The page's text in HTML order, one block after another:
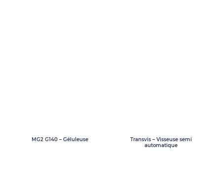
MG2 G140 – Géluleuse
Transvis – Visseuse semi
automatique